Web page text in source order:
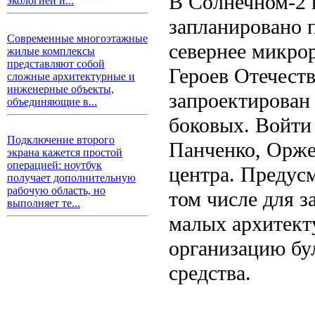
Современные многоэтажные
жилые комплексы
представляют собой
сложные архитектурные и
инженерные объекты,
объединяющие в...
Подключение второго
экрана кажется простой
операцией: ноутбук
получает дополнительную
рабочую область, но
выполняет те...
запланировано
севернее
Героев
боковых. Войти
Панченко,
центра.
том числе для
малых
организацию
средства.